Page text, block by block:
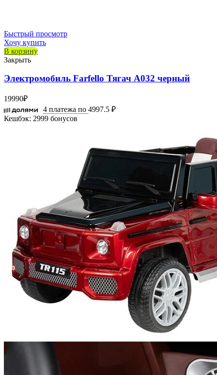
Быстрый просмотр
Хочу купить
В корзину
Закрыть
Электромобиль Farfello Тягач A032 черный
19990₽
4 платежа по 4997.5 ₽
Кешбэк: 2999 бонусов